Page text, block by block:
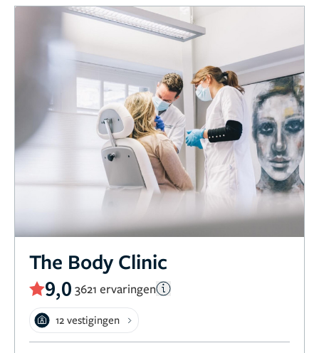
The Body Clinic
9,0 3621 ervaringen
12 vestigingen